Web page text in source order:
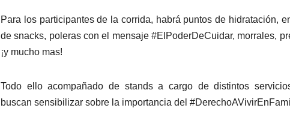
Para los participantes de la corrida, habrá puntos de hidratación,
de snacks, poleras con el mensaje #ElPoderDeCuidar, morrales,
¡y mucho mas!
Todo ello acompañado de stands a cargo de distintos
buscan sensibilizar sobre la importancia del